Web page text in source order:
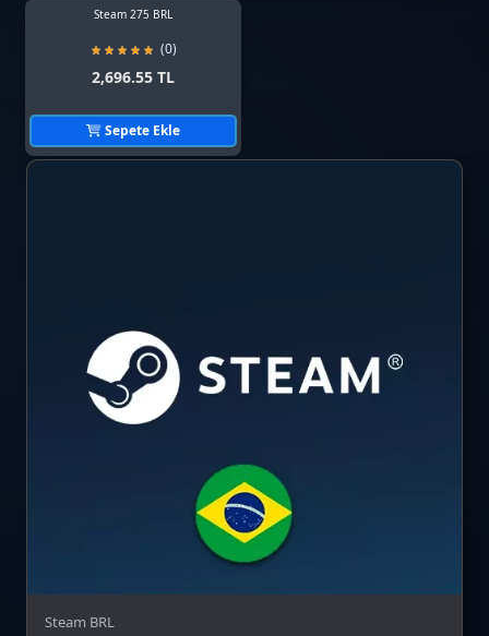
Steam 275 BRL
(0)
2,696.55 TL
Sepete Ekle
Steam BRL